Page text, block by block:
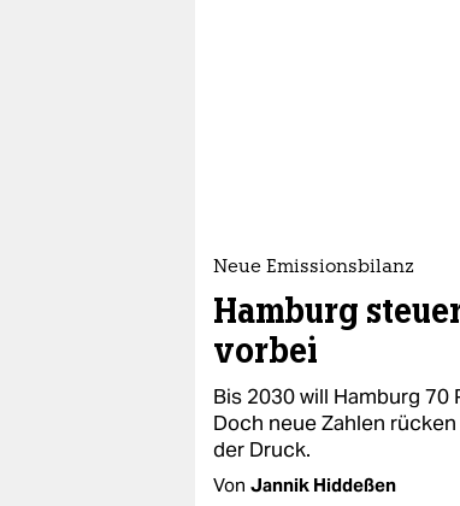
Neue Emissionsbilanz
Hamburg
vorbei
Bis 2030 will Hamburg 70
Doch neue Zahlen
der Druck.
Von Jannik Hiddeßen